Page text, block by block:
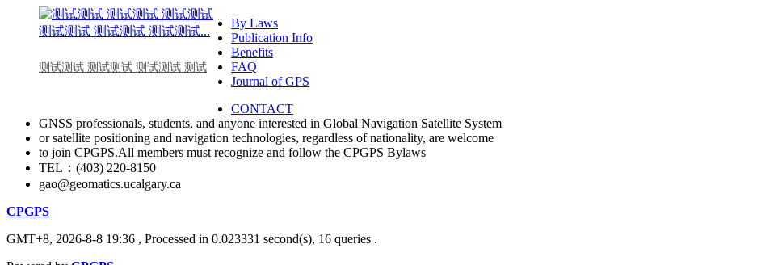
测试测试 测试测试 测试测试 测试
By Laws
Publication Info
Benefits
FAQ
Journal of GPS
CONTACT
GNSS professionals, students, and anyone interested in Global Navigation Satellite System
or satellite positioning and navigation technologies, regardless of nationality, are welcome
to join CPGPS.All members must recognize and follow the CPGPS Bylaws
TEL：(403) 220-8150
gao@geomatics.ucalgary.ca
CPGPS
GMT+8, 2026-8-8 19:36 , Processed in 0.023331 second(s), 16 queries .